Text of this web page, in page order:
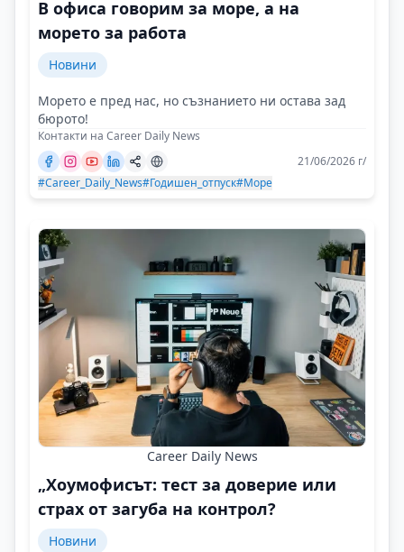
В офиса говорим за море, а на
морето за работа
Новини
Морето е пред нас, но съзнанието ни остава зад
бюрото!
Контакти на Career Daily News
21/06/2026 г/
#Career_Daily_News#Годишен_отпуск#Море
Career Daily News
„Хоумофисът: тест за доверие или
страх от загуба на контрол?
Новини